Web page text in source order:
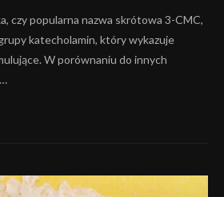
czy popularna nazwa skrótowa 3-CMC,
katecholamin, który wykazuje
W porównaniu do innych